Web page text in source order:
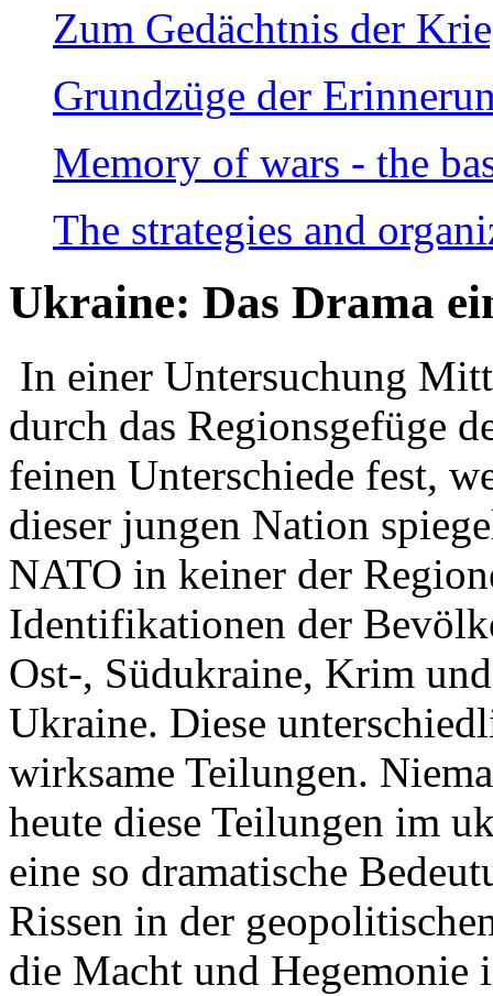
Zum Gedächtnis der
Grundzüge der
Memory of wars - the
The strategies and
Ukraine: Das Drama
In einer Untersuchung
durch das Regionsgefüge
feinen Unterschiede fest,
dieser jungen Nation
NATO in keiner der
Identifikationen der
Ost-, Südukraine, Krim
Ukraine. Diese
wirksame Teilungen.
heute diese Teilungen im
eine so dramatische
Rissen in der
die Macht und Hegemonie